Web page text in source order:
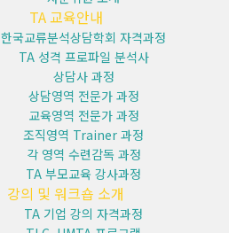
TA 교육안내
한국교류분석상담학회 자격과정
TA 성격 프로파일 분석사
상담사 과정
상담영역 전문가 과정
교육영역 전문가 과정
조직영역 Trainer 과정
각 영역 수련감독 과정
TA 부모교육 강사과정
강의 및 워크숍 소개
TA 기업 강의 자격과정